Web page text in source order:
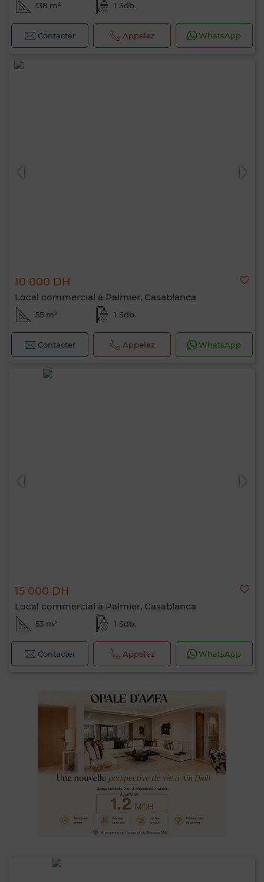
138 m² 1 Sdb.
Contacter Appelez WhatsApp
10 000 DH
Local commercial à Palmier, Casablanca
55 m² 1 Sdb.
Contacter Appelez WhatsApp
15 000 DH
Local commercial à Palmier, Casablanca
53 m² 1 Sdb.
Contacter Appelez WhatsApp